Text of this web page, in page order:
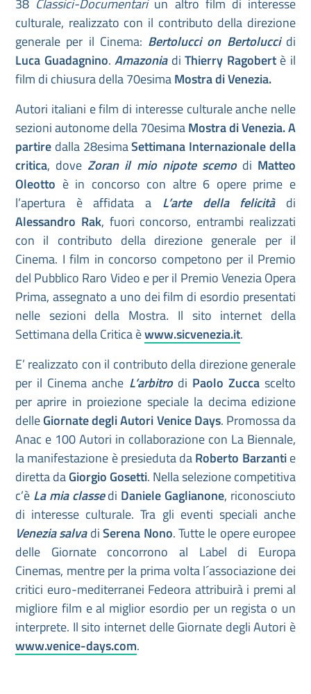
38 Classici-Documentariun altro film di interesse
culturale, realizzato con il contributo della direzione
generale per il Cinema: Bertolucci on Bertoluccidi
Luca Guadagnino.AmazoniadiThierry Ragobert è il
film di chiusura della 70esimaMostra di Venezia.
Autori italiani e film di interesse culturale anche nelle
sezioni autonome della 70esimaMostra di Venezia. A
partire dalla 28esimaSettimana Internazionale della
critica, doveZoran il mio nipote scemodi Matteo
Oleotto è in concorso con altre 6 opere prime e
l’apertura è affidata a L’arte della felicità
di
Alessandro Rak, fuori concorso, entrambi realizzati
con il contributo della direzione generale per il
Cinema. I film in concorso competono per il Premio
del Pubblico Raro Video e per il Premio Venezia Opera
Prima, assegnato a uno dei film di esordio presentati
nelle sezioni della Mostra. Il sito internet della
Settimana della Critica èwww.sicvenezia.it.
E’ realizzato con il contributo della direzione generale
per il Cinema anche L’arbitro di Paolo Zuccascelto
per aprire in proiezione speciale la decima edizione
delleGiornate degli Autori Venice Days. Promossa da
Anac e 100 Autori in collaborazione con La Biennale,
la manifestazione è presieduta daRoberto Barzantie
diretta daGiorgio Gosetti. Nella selezione competitiva
c’è La mia classedi Daniele Gaglianone, riconosciuto
di interesse culturale. Tra gli eventi speciali anche
Venezia salvadiSerena Nono. Tutte le opere europee
delle Giornate concorrono al Label di Europa
Cinemas, mentre per la prima volta l´associazione dei
critici euro-mediterranei Fedeora attribuirà i premi al
migliore film e al miglior esordio per un regista o un
interprete. Il sito internet delle Giornate degli Autori è
www.venice-days.com.